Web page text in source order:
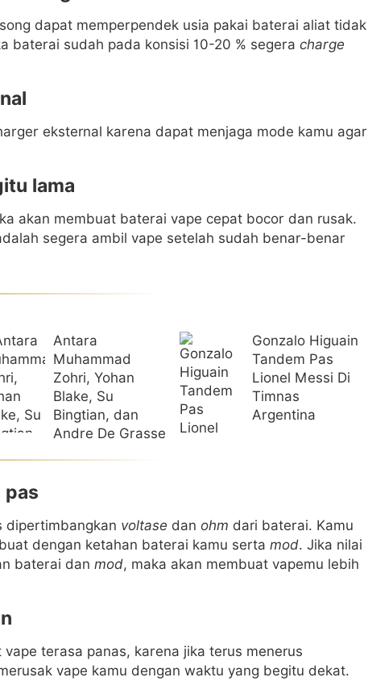
dapat memperpendek usia pakai baterai aliat tidak
baterai sudah pada konsisi 10-20 % segera charge
eksternal karena dapat menjaga mode kamu agar
lama
akan membuat baterai vape cepat bocor dan rusak.
segera ambil vape setelah sudah benar-benar
Antara
Muhammad
Zohri, Yohan
Blake, Su
Bingtian, dan
Andre De Grasse
Gonzalo Higuain
Tandem Pas
Lionel Messi Di
Timnas
Argentina
pas
dipertimbangkan voltase dan ohm dari baterai. Kamu
dengan ketahan baterai kamu serta mod. Jika nilai
baterai dan mod, maka akan membuat vapemu lebih
terasa panas, karena jika terus menerus
vape kamu dengan waktu yang begitu dekat.